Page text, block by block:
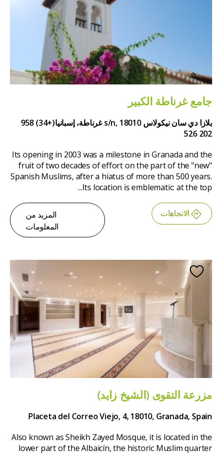
جامع غرناطة الكبير
بلازا دي سان نيكولاس s/n, 18010 غرناطة، إسبانيا
(+34) 958
202 526
Its opening in 2003 was a milestone in Granada and the
fruit of two decades of effort on the part of the "new"
Spanish Muslims, after a hiatus of more than 500 years.
Its location is emblematic: at the top...
الاتجاهات
المزيد من
المعلومات
مزرعة التقوى (الشيخ زايد)
Placeta del Correo Viejo, 4, 18010, Granada, Spain
Also known as Sheikh Zayed Mosque, it is located in the
lower part of the Albaicín, the historic Muslim quarter